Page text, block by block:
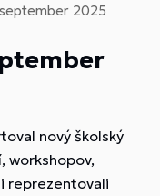
2025
nový školský
workshopov,
reprezentovali